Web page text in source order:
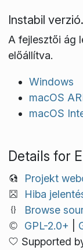
Instabil verzió.
A fejlesztői ág
előállítva.
Windows
macOS
macOS
Details for
Projekt
Hiba
Browse
GPL-2.0+
Supported